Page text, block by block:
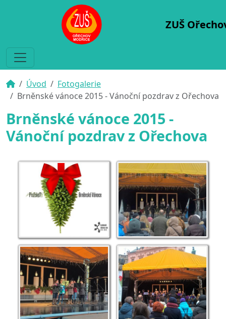
ZUŠ
Úvod
Fotogalerie
Brněnské vánoce 2015 - Vánoční pozdrav z Ořechova
Brněnské vánoce 2015 -
Vánoční pozdrav z Ořechova